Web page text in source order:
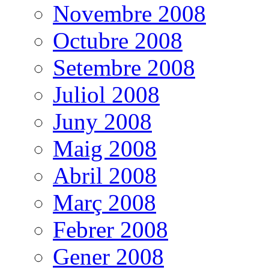
Novembre 2008
Octubre 2008
Setembre 2008
Juliol 2008
Juny 2008
Maig 2008
Abril 2008
Març 2008
Febrer 2008
Gener 2008